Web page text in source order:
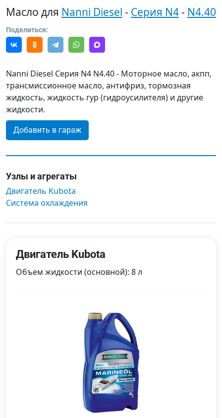
Масло для Nanni Diesel - Серия N4- N4.40
Поделиться:
Nanni Diesel Серия N4 N4.40 - Моторное масло, акпп,
трансмиссионное масло, антифриз, тормозная
жидкость, жидкость гур (гидроусилителя) и другие
жидкости.
Добавить в гараж
Узлы и агрегаты
Двигатель Kubota
Система охлаждения
Двигатель Kubota
Объем жидкости (основной): 8 л